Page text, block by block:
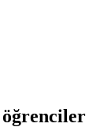
öğrenciler